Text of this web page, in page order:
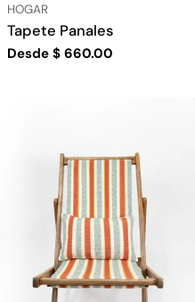
TIPO:
HOGAR
Tapete Panales
Precio
Desde $ 660.00